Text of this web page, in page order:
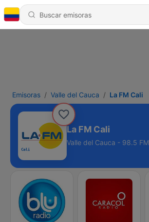
Emisoras Valle del Cauca La FM Cali
La FM Cali
Valle del Cauca - 98.5 FM